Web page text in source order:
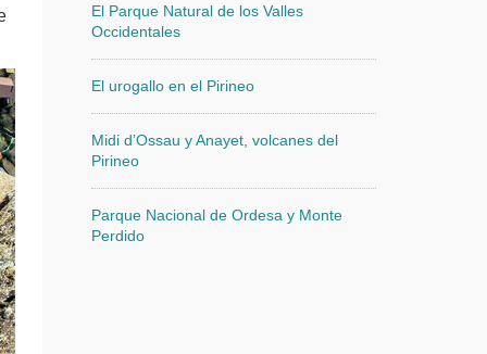
El Parque Natural de los Valles
Occidentales
El urogallo en el Pirineo
Midi d’Ossau y Anayet, volcanes del
Pirineo
Parque Nacional de Ordesa y Monte
Perdido